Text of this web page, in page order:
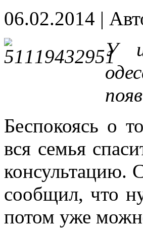
06.02.2014 |
У
Беспокоясь о
вся семья
консультацию.
сообщил, что
потом уже